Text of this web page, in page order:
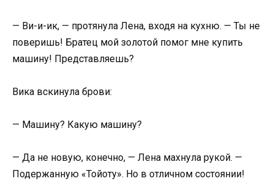
— Ви-и-ик, — протянула Лена, входя на кухню. — Ты не
поверишь! Братец мой золотой помог мне купить
машину! Представляешь?
Вика вскинула брови:
— Машину? Какую машину?
— Да не новую, конечно, — Лена махнула рукой. —
Подержанную «Тойоту». Но в отличном состоянии!